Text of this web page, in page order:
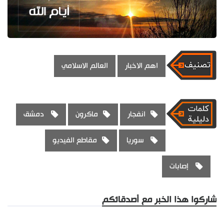
اهم الاخبار العالم الاسلامي
انفجار ماكرون دمشق
سوريا مقاطع الفيديو
إصابات
شاركوا هذا الخبر مع أصدقائكم